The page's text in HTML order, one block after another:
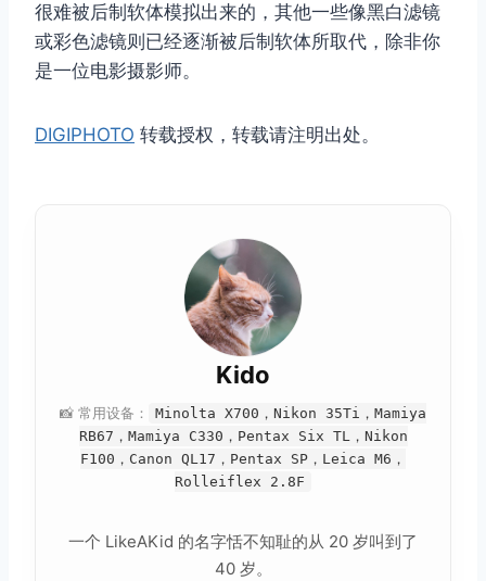
很难被后制软体模拟出来的，其他一些像黑白滤镜
或彩色滤镜则已经逐渐被后制软体所取代，除非你
是一位电影摄影师。
DIGIPHOTO 转载授权，转载请注明出处。
Kido
📸 常用设备：
Minolta X700，Nikon 35Ti，Mamiya
RB67，Mamiya C330，Pentax Six TL，Nikon
F100，Canon QL17，Pentax SP，Leica M6，
Rolleiflex 2.8F
一个 LikeAKid 的名字恬不知耻的从 20 岁叫到了
40 岁。